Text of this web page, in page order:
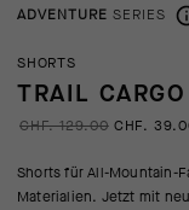
ADVENTURE SERIES
SHORTS
TRAIL
CHF. 129.00 CHF.
Shorts für All-Mountain-
Materialien. Jetzt mit